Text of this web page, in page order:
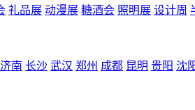
礼品展 动漫展 糖酒会 照明展 设计周
济南 长沙 武汉 郑州 成都 昆明 贵阳 沈